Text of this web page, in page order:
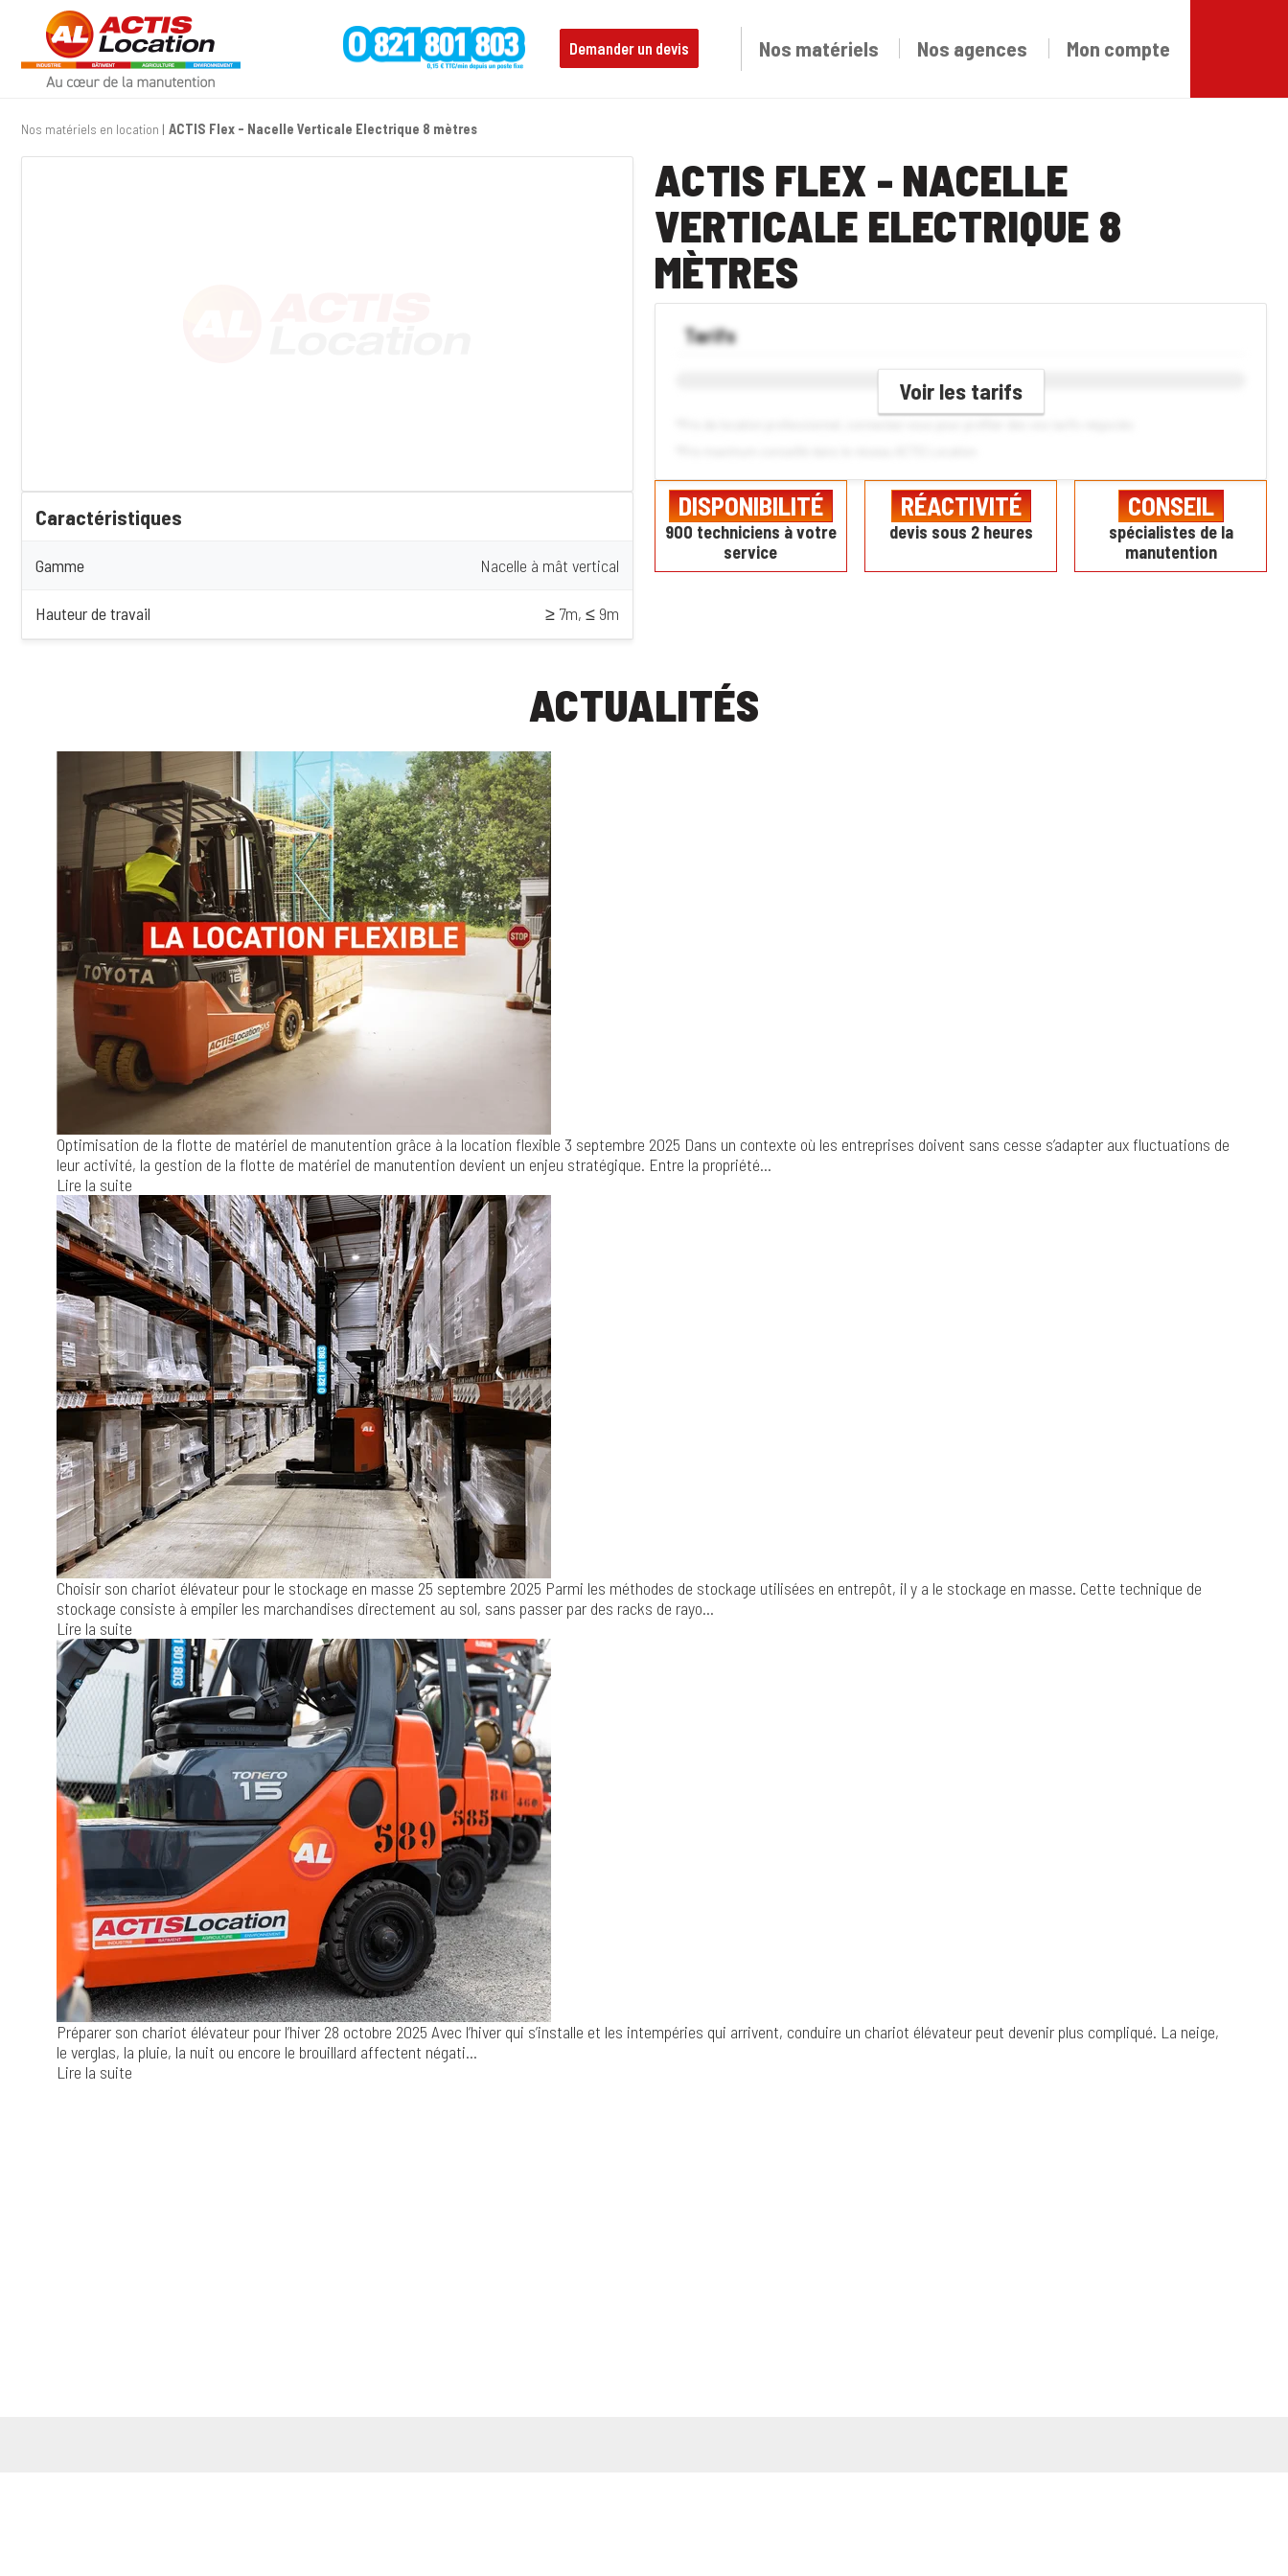
Demander un devis Nos agences
Nos matériels Mon compte
Nos matériels en location ACTIS Flex - Nacelle Verticale Electrique 8 mètres
Caractéristiques
Gamme Nacelle à mât vertical
Hauteur de travail ≥ 7m, ≤ 9m
ACTIS FLEX - NACELLE
VERTICALE ELECTRIQUE 8
MÈTRES
DISPONIBILITÉ
900 techniciens à votre
service
RÉACTIVITÉ
devis sous 2 heures
CONSEIL
spécialistes de la
manutention
Voir les tarifs
Tarifs
ACTUALITÉS
Optimisation de la flotte de matériel de manutention grâce à la location flexible 3 septembre 2025 Dans un contexte où les entreprises doivent sans cesse s’adapter aux fluctuations de
leur activité, la gestion de la flotte de matériel de manutention devient un enjeu stratégique. Entre la propriété...
Lire la suite
Choisir son chariot élévateur pour le stockage en masse 25 septembre 2025 Parmi les méthodes de stockage utilisées en entrepôt, il y a le stockage en masse. Cette technique de
stockage consiste à empiler les marchandises directement au sol, sans passer par des racks de rayo...
Lire la suite
Préparer son chariot élévateur pour l’hiver 28 octobre 2025 Avec l’hiver qui s’installe et les intempéries qui arrivent, conduire un chariot élévateur peut devenir plus compliqué. La neige,
le verglas, la pluie, la nuit ou encore le brouillard affectent négati...
Lire la suite